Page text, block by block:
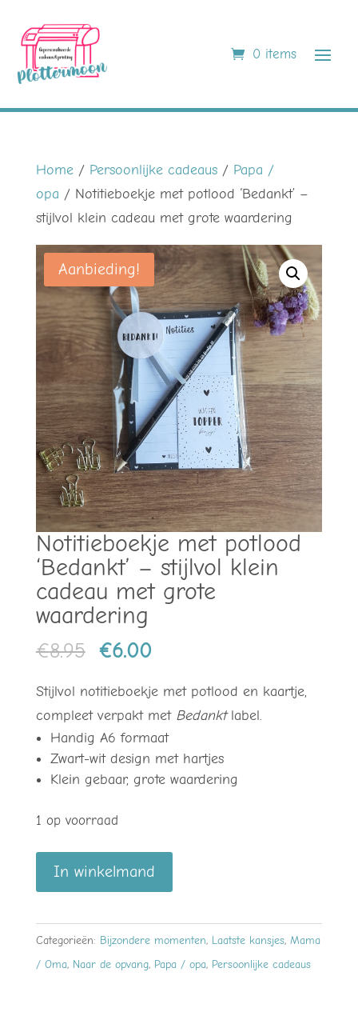
0 items
Home/ Persoonlijke cadeaus/ Papa /
opa / Notitieboekje met potlood ‘Bedankt’ –
stijlvol klein cadeau met grote waardering
Aanbieding!
Notitieboekje met potlood
‘Bedankt’ – stijlvol klein
cadeau met grote
waardering
€8.95 Oorspronkelijke
was:
€8.95.
€6.00Huidige
is:
€6.00.
Stijlvol notitieboekje met potlood en kaartje,
compleet verpakt met Bedanktlabel.
Handig A6 formaat
Zwart-wit design met hartjes
Klein gebaar, grote waardering
1 op voorraad
Notitieboekje
met
‘Bedankt’
–
In winkelmand
Categorieën: Bijzondere momenten, Laatste kansjes, Mama
/ Oma, Naar de opvang, Papa / opa, Persoonlijke cadeaus